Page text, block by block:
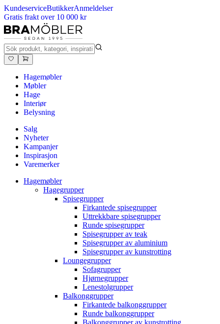
KundeserviceButikkerAnmeldelser
Gratis frakt over 10 000 kr
Hagemøbler
Møbler
Hage
Interiør
Belysning
Salg
Nyheter
Kampanjer
Inspirasjon
Varemerker
Hagemøbler
Hagegrupper
Spisegrupper
Firkantede spisegrupper
Uttrekkbare spisegrupper
Runde spisegrupper
Spisegrupper av teak
Spisegrupper av aluminium
Spisegrupper av kunstrotting
Loungegrupper
Sofagrupper
Hjørnegrupper
Lenestolgrupper
Balkonggrupper
Firkantede balkonggrupper
Runde balkonggrupper